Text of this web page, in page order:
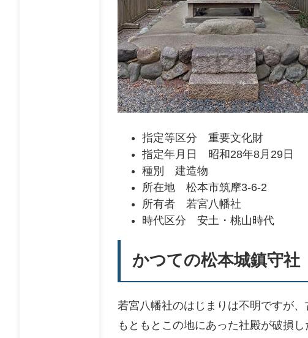
指定等区分 重要文化財
指定年月日 昭和28年8月29日
種別 建造物
所在地 松本市筑摩3-6-2
所有者 若宮八幡社
時代区分 安土・桃山時代
かつての松本城鎮守社
若宮八幡社のはじまりは不明ですが
もともとこの地にあった社殿が破損